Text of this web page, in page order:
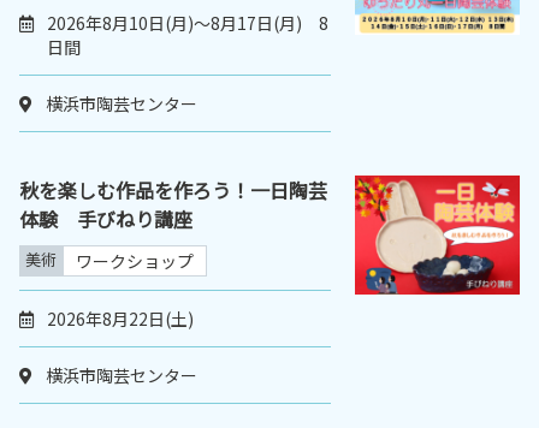
2026年8月10日(月)～8月17日(月) 8
日間
横浜市陶芸センター
秋を楽しむ作品を作ろう！一日陶芸
体験 手びねり講座
美術 ワークショップ
2026年8月22日(土)
横浜市陶芸センター